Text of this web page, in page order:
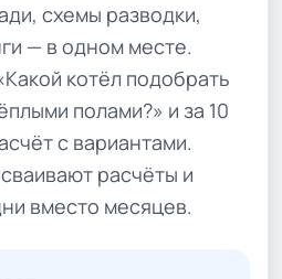
схемы разводки,
— в одном месте.
котёл подобрать
полами?» и за 10
с вариантами.
расчёты и
вместо месяцев.